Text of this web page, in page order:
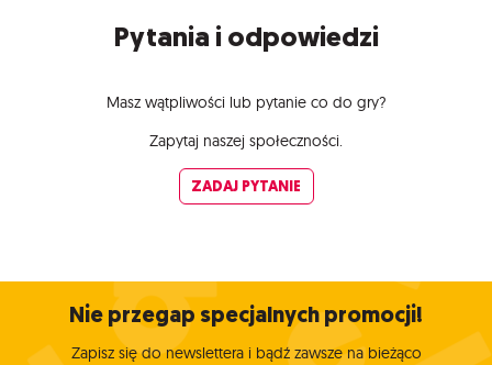
Pytania i odpowiedzi
Masz wątpliwości lub pytanie co do gry?
Zapytaj naszej społeczności.
ZADAJ PYTANIE
Nie przegap specjalnych promocji!
Zapisz się do newslettera i bądź zawsze na bieżąco